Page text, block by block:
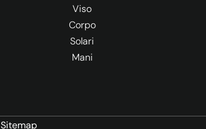
Viso
Corpo
Solari
Mani
Sitemap